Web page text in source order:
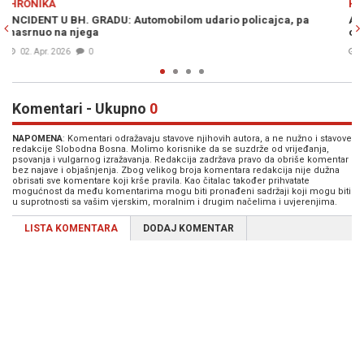
HRONIKA
AKCIJA "LOVAC" U BiH: Pronađena droga i oružje, uhapšeno
osoba
10. Feb. 2026
Komentari - Ukupno 0
NAPOMENA: Komentari odražavaju stavove njihovih autora, a ne nužno i stavove
redakcije Slobodna Bosna. Molimo korisnike da se suzdrže od vrijeđanja,
psovanja i vulgarnog izražavanja. Redakcija zadržava pravo da obriše komentar
bez najave i objašnjenja. Zbog velikog broja komentara redakcija nije dužna
obrisati sve komentare koji krše pravila. Kao čitalac također prihvatate
mogućnost da među komentarima mogu biti pronađeni sadržaji koji mogu biti
u suprotnosti sa vašim vjerskim, moralnim i drugim načelima i uvjerenjima.
LISTA KOMENTARA DODAJ KOMENTAR